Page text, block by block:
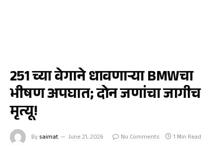
251 च्या वेगाने धावणाऱ्या BMWचा
भीषण अपघात; दोन जणांचा जागीच
मृत्यू!
By saimat June 21, 2026 No Comments 1 Min Read